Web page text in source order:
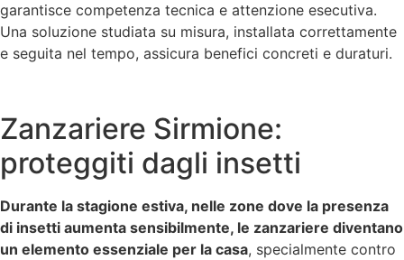
garantisce competenza tecnica e attenzione esecutiva.
Una soluzione studiata su misura, installata correttamente
e seguita nel tempo, assicura benefici concreti e duraturi.
Zanzariere Sirmione:
proteggiti dagli insetti
Durante la stagione estiva, nelle zone dove la presenza
di insetti aumenta sensibilmente, le zanzariere diventano
un elemento essenziale per la casa, specialmente contro